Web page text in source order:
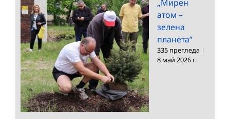
„Мирен
атом –
зелена
планета“
335 прегледа |
8 май 2026 г.